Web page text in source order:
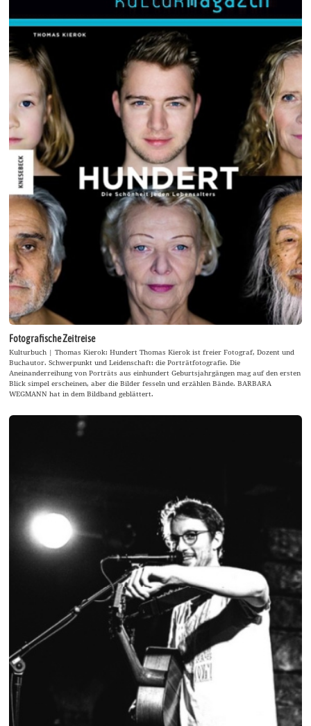
Fotografische Zeitreise
Kulturbuch | Thomas Kierok: Hundert Thomas Kierok ist freier Fotograf, Dozent und
Buchautor. Schwerpunkt und Leidenschaft: die Porträtfotografie. Die
Aneinanderreihung von Porträts aus einhundert Geburtsjahrgängen mag auf den ersten
Blick simpel erscheinen, aber die Bilder fesseln und erzählen Bände. BARBARA
WEGMANN hat in dem Bildband geblättert.